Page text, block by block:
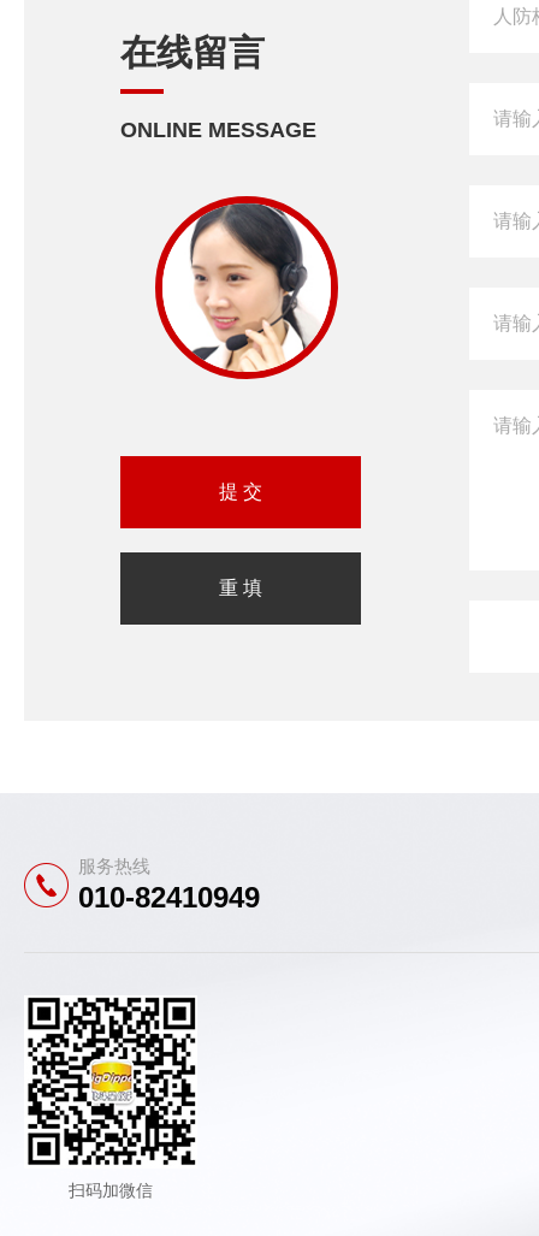
在线留言
ONLINE MESSAGE
服务热线
010-82410949
扫码加微信